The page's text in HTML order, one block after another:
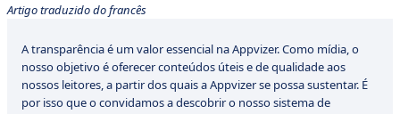
Artigo traduzido do francês
A transparência é um valor essencial na Appvizer. Como mídia, o
nosso objetivo é oferecer conteúdos úteis e de qualidade aos
nossos leitores, a partir dos quais a Appvizer se possa sustentar. É
por isso que o convidamos a descobrir o nosso sistema de